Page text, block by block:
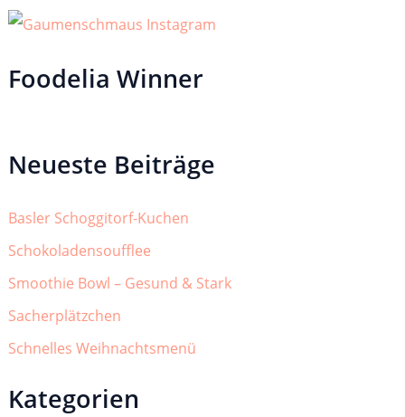
Foodelia Winner
Neueste Beiträge
Basler Schoggitorf-Kuchen
Schokoladensoufflee
Smoothie Bowl – Gesund & Stark
Sacherplätzchen
Schnelles Weihnachtsmenü
Kategorien